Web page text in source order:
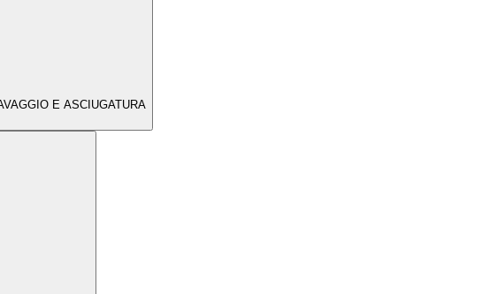
E ASCIUGATURA